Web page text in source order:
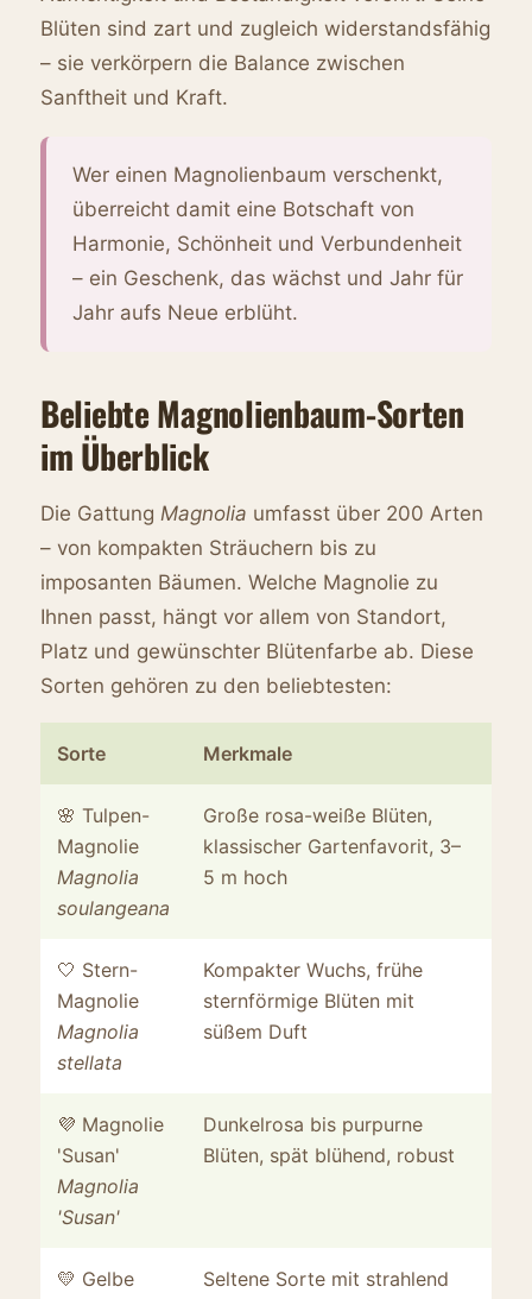
Blüten sind zart und zugleich widerstandsfähig
– sie verkörpern die Balance zwischen
Sanftheit und Kraft.
Wer einen Magnolienbaum verschenkt,
überreicht damit eine Botschaft von
Harmonie, Schönheit und Verbundenheit
– ein Geschenk, das wächst und Jahr für
Jahr aufs Neue erblüht.
Beliebte Magnolienbaum-Sorten
im Überblick
Die Gattung Magnolia umfasst über 200 Arten
– von kompakten Sträuchern bis zu
imposanten Bäumen. Welche Magnolie zu
Ihnen passt, hängt vor allem von Standort,
Platz und gewünschter Blütenfarbe ab. Diese
Sorten gehören zu den beliebtesten:
Sorte Merkmale
🌸 Tulpen-
Magnolie
Magnolia
soulangeana
Große rosa-weiße Blüten,
klassischer Gartenfavorit, 3–
5 m hoch
🤍 Stern-
Magnolie
Magnolia
stellata
Kompakter Wuchs, frühe
sternförmige Blüten mit
süßem Duft
💜 Magnolie
'Susan'
Magnolia
'Susan'
Dunkelrosa bis purpurne
Blüten, spät blühend, robust
💛 Gelbe
Seltene Sorte mit strahlend